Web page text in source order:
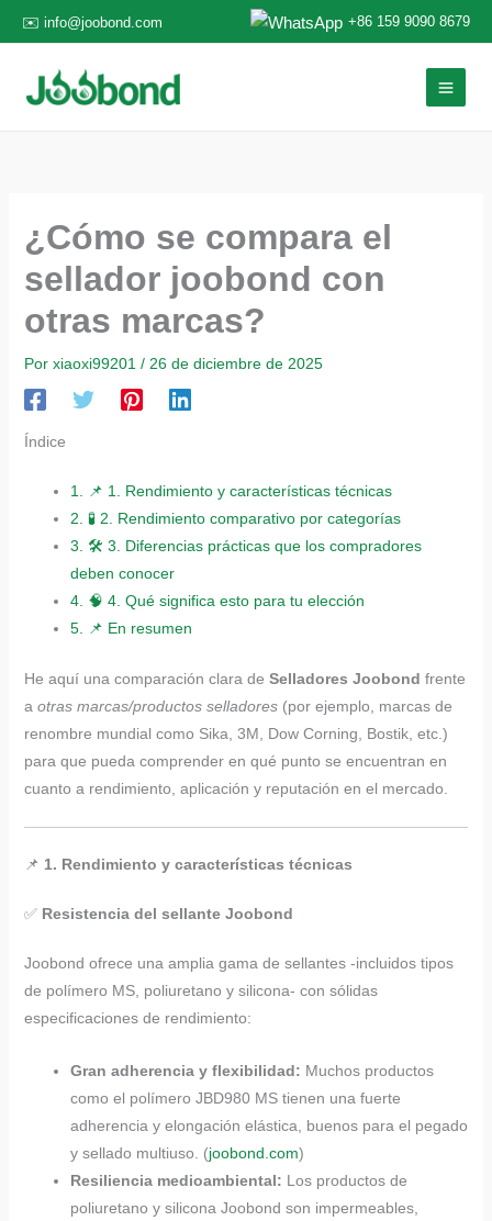
al
contenido
✉️ info@joobond.com +86 159 9090 8679
¿Cómo se compara el
sellador joobond con
otras marcas?
Por xiaoxi99201 / 26 de diciembre de 2025
Índice
1.
📌 1. Rendimiento y características técnicas
2. 🧪 2. Rendimiento comparativo por categorías
3. 🛠 3. Diferencias prácticas que los compradores
deben conocer
4. 🧠 4. Qué significa esto para tu elección
5.
📌 En resumen
He aquí una comparación clara de Selladores Joobond frente
a otras marcas/productos selladores(por ejemplo, marcas de
renombre mundial como Sika, 3M, Dow Corning, Bostik, etc.)
para que pueda comprender en qué punto se encuentran en
cuanto a rendimiento, aplicación y reputación en el mercado.
📌 1. Rendimiento y características técnicas
✅ Resistencia del sellante Joobond
Joobond ofrece una amplia gama de sellantes -incluidos tipos
de polímero MS, poliuretano y silicona- con sólidas
especificaciones de rendimiento:
Gran adherencia y flexibilidad: Muchos productos
como el polímero JBD980 MS tienen una fuerte
adherencia y elongación elástica, buenos para el pegado
y sellado multiuso. (joobond.com)
Resiliencia medioambiental: Los productos de
poliuretano y silicona Joobond son impermeables,